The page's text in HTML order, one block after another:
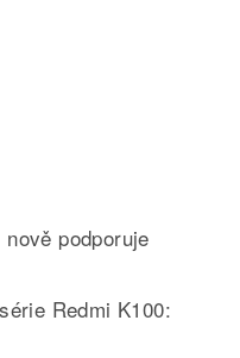
podporuje
Redmi K100: